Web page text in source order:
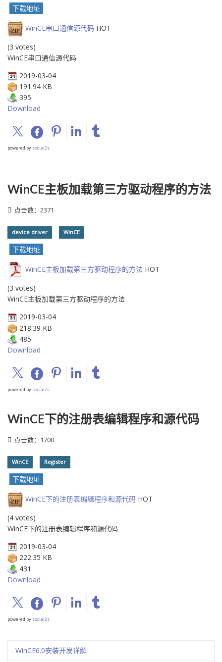
下载地址
WinCE串口通信源代码 HOT
(3 votes)
WinCE串口通信源代码
2019-03-04
191.94 KB
395
Download
powered by social2s
WinCE主板加载第三方驱动程序的方法
点击数：2371
device driver WinCE
下载地址
WinCE主板加载第三方驱动程序的方法 HOT
(3 votes)
WinCE主板加载第三方驱动程序的方法
2019-03-04
218.39 KB
485
Download
powered by social2s
WinCE下的注册表编辑程序和源代码
点击数：1700
WinCE Register
下载地址
WinCE下的注册表编辑程序和源代码 HOT
(4 votes)
WinCE下的注册表编辑程序和源代码
2019-03-04
222.35 KB
431
Download
powered by social2s
WinCE6.0安装开发详解